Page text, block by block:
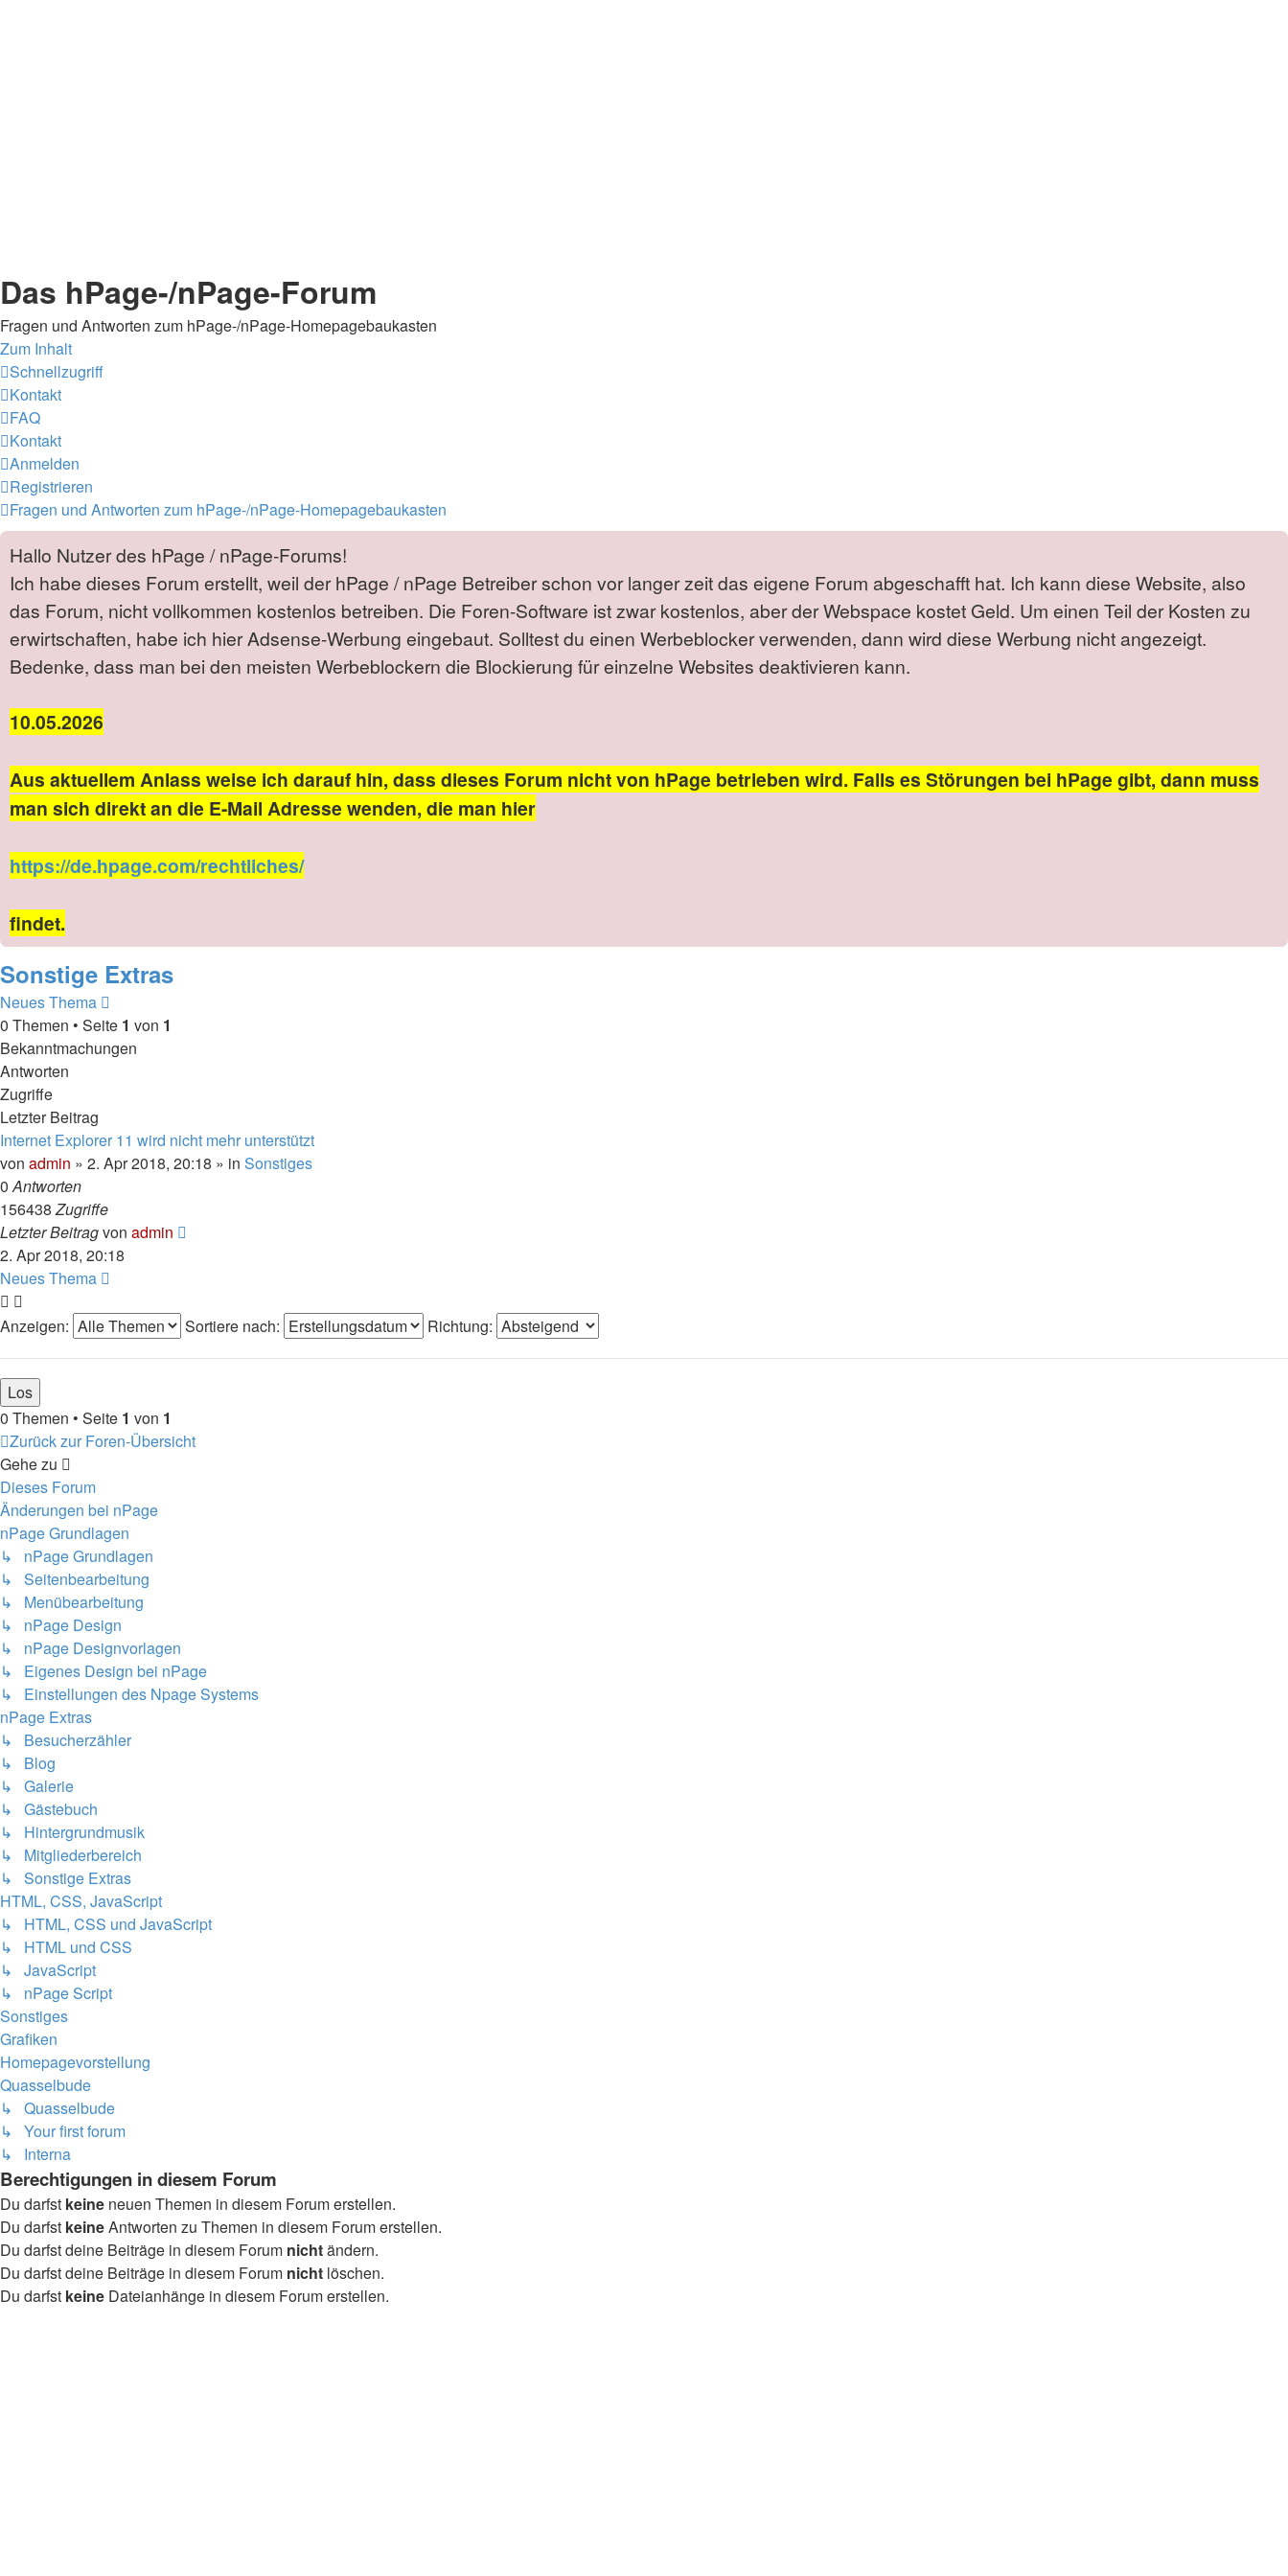
Das hPage-/nPage-Forum
Fragen und Antworten zum hPage-/nPage-Homepagebaukasten
Zum Inhalt
Schnellzugriff
Kontakt
FAQ
Kontakt
Anmelden
Registrieren
Fragen und Antworten zum hPage-/nPage-Homepagebaukasten
Hallo Nutzer des hPage / nPage-Forums!
Ich habe dieses Forum erstellt, weil der hPage / nPage Betreiber schon vor langer zeit das eigene Forum abgeschafft hat. Ich kann diese Website, also
das Forum, nicht vollkommen kostenlos betreiben. Die Foren-Software ist zwar kostenlos, aber der Webspace kostet Geld. Um einen Teil der Kosten zu
erwirtschaften, habe ich hier Adsense-Werbung eingebaut. Solltest du einen Werbeblocker verwenden, dann wird diese Werbung nicht angezeigt.
Bedenke, dass man bei den meisten Werbeblockern die Blockierung für einzelne Websites deaktivieren kann.
10.05.2026
Aus aktuellem Anlass weise ich darauf hin, dass dieses Forum nicht von hPage betrieben wird. Falls es Störungen bei hPage gibt, dann muss
man sich direkt an die E-Mail Adresse wenden, die man hier
https://de.hpage.com/rechtliches/
findet.
Sonstige Extras
Neues Thema
0 Themen • Seite 1 von 1
Bekanntmachungen
Antworten
Zugriffe
Letzter Beitrag
Internet Explorer 11 wird nicht mehr unterstützt
von admin » 2. Apr 2018, 20:18 » in Sonstiges
0Antworten
156438Zugriffe
Letzter Beitragvon admin
2. Apr 2018, 20:18
Neues Thema
Anzeigen: Sortiere nach: Richtung:
0 Themen • Seite 1 von 1
Zurück zur Foren-Übersicht
Gehe zu
Dieses Forum
Änderungen bei nPage
nPage Grundlagen
↳ nPage Grundlagen
↳ Seitenbearbeitung
↳ Menübearbeitung
↳ nPage Design
↳ nPage Designvorlagen
↳ Eigenes Design bei nPage
↳ Einstellungen des Npage Systems
nPage Extras
↳ Besucherzähler
↳ Blog
↳ Galerie
↳ Gästebuch
↳ Hintergrundmusik
↳ Mitgliederbereich
↳ Sonstige Extras
HTML, CSS, JavaScript
↳ HTML, CSS und JavaScript
↳ HTML und CSS
↳ JavaScript
↳ nPage Script
Sonstiges
Grafiken
Homepagevorstellung
Quasselbude
↳ Quasselbude
↳ Your first forum
↳ Interna
Berechtigungen in diesem Forum
Du darfst keine neuen Themen in diesem Forum erstellen.
Du darfst keineAntworten zu Themen in diesem Forum erstellen.
Du darfst deine Beiträge in diesem Forum nichtändern.
Du darfst deine Beiträge in diesem Forum nicht löschen.
Du darfst keine Dateianhänge in diesem Forum erstellen.